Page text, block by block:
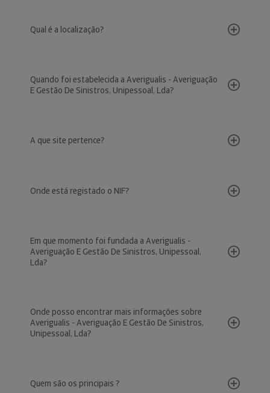
Qual é a localização?
Quando foi estabelecida a Averigualis - Averiguação
E Gestão De Sinistros, Unipessoal, Lda?
A que site pertence?
Onde está registado o NIF?
Em que momento foi fundada a Averigualis -
Averiguação E Gestão De Sinistros, Unipessoal,
Lda?
Onde posso encontrar mais informações sobre
Averigualis - Averiguação E Gestão De Sinistros,
Unipessoal, Lda?
Quem são os principais ?